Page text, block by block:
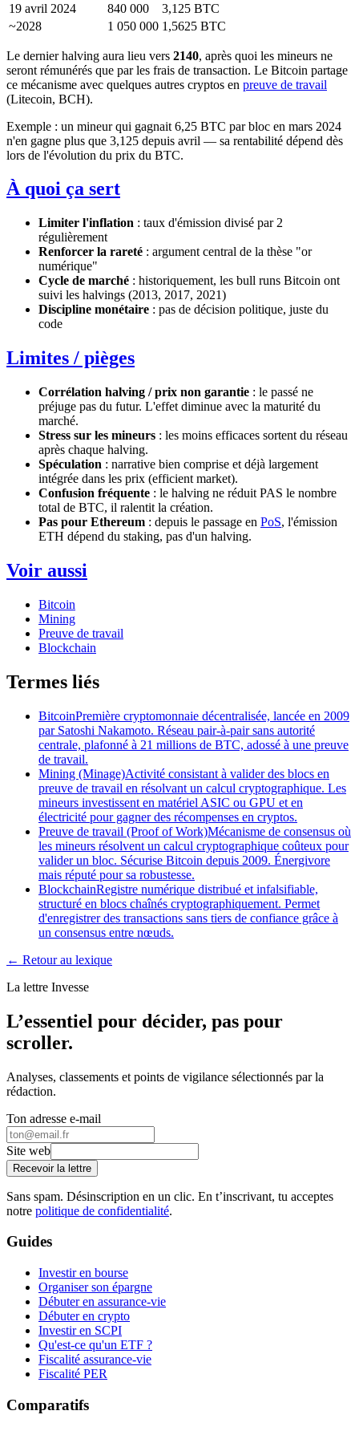
19 avril 2024
840 000
3,125 BTC
~2028
1 050 000 1,5625 BTC
Le dernier halving aura lieu vers 2140, après quoi les mineurs ne
seront rémunérés que par les frais de transaction. Le Bitcoin partage
ce mécanisme avec quelques autres cryptos en preuve de travail
(Litecoin, BCH).
Exemple : un mineur qui gagnait 6,25 BTC par bloc en mars 2024
n'en gagne plus que 3,125 depuis avril — sa rentabilité dépend dès
lors de l'évolution du prix du BTC.
À quoi ça sert
Limiter l'inflation : taux d'émission divisé par 2
régulièrement
Renforcer la rareté : argument central de la thèse "or
numérique"
Cycle de marché : historiquement, les bull runs Bitcoin ont
suivi les halvings (2013, 2017, 2021)
Discipline monétaire : pas de décision politique, juste du
code
Limites / pièges
Corrélation halving / prix non garantie : le passé ne
préjuge pas du futur. L'effet diminue avec la maturité du
marché.
Stress sur les mineurs : les moins efficaces sortent du réseau
après chaque halving.
Spéculation : narrative bien comprise et déjà largement
intégrée dans les prix (efficient market).
Confusion fréquente : le halving ne réduit PAS le nombre
total de BTC, il ralentit la création.
Pas pour Ethereum : depuis le passage en PoS, l'émission
ETH dépend du staking, pas d'un halving.
Voir aussi
Bitcoin
Mining
Preuve de travail
Blockchain
Termes liés
BitcoinPremière cryptomonnaie décentralisée, lancée en 2009
par Satoshi Nakamoto. Réseau pair-à-pair sans autorité
centrale, plafonné à 21 millions de BTC, adossé à une preuve
de travail.
Mining (Minage)Activité consistant à valider des blocs en
preuve de travail en résolvant un calcul cryptographique. Les
mineurs investissent en matériel ASIC ou GPU et en
électricité pour gagner des récompenses en cryptos.
Preuve de travail (Proof of Work)Mécanisme de consensus où
les mineurs résolvent un calcul cryptographique coûteux pour
valider un bloc. Sécurise Bitcoin depuis 2009. Énergivore
mais réputé pour sa robustesse.
BlockchainRegistre numérique distribué et infalsifiable,
structuré en blocs chaînés cryptographiquement. Permet
d'enregistrer des transactions sans tiers de confiance grâce à
un consensus entre nœuds.
← Retour au lexique
La lettre Invesse
L’essentiel pour décider, pas pour
scroller.
Analyses, classements et points de vigilance sélectionnés par la
rédaction.
Ton adresse e-mail
Site web
Recevoir la lettre
Sans spam. Désinscription en un clic. En t’inscrivant, tu acceptes
notre politique de confidentialité.
Guides
Investir en bourse
Organiser son épargne
Débuter en assurance-vie
Débuter en crypto
Investir en SCPI
Qu'est-ce qu'un ETF ?
Fiscalité assurance-vie
Fiscalité PER
Comparatifs